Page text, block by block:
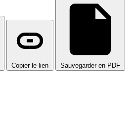
Copier le lien Sauvegarder en PDF